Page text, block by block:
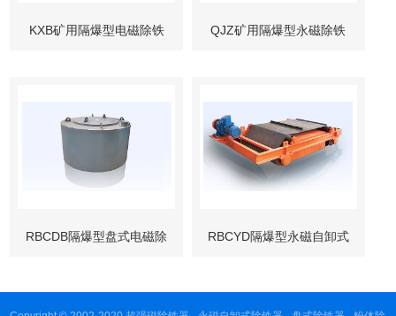
KXB矿用隔爆型电磁除铁 QJZ矿用隔爆型永磁除铁
RBCDB隔爆型盘式电磁除 RBCYD隔爆型永磁自卸式